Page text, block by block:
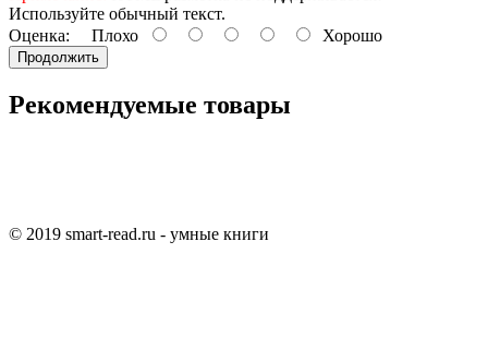
Используйте обычный текст.
Оценка: Плохо Хорошо
Продолжить
Рекомендуемые товары
© 2019 smart-read.ru - умные книги